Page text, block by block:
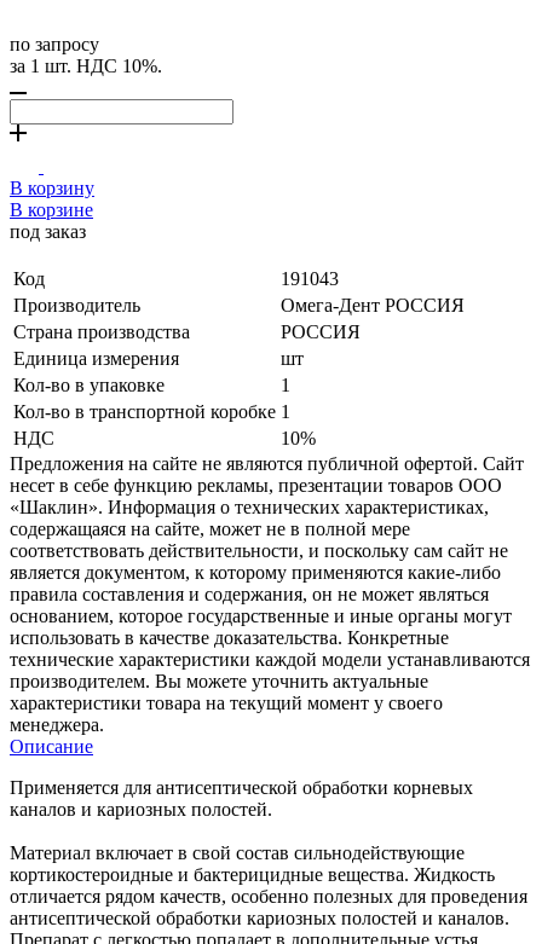
по запросу
за 1 шт. НДС 10%.
В корзину
В корзине
под заказ
Код
191043
Производитель
Омега-Дент РОССИЯ
Страна производства
РОССИЯ
Единица измерения
шт
Кол-во в упаковке
1
Кол-во в транспортной коробке 1
НДС
10%
Предложения на сайте не являются публичной офертой. Сайт
несет в себе функцию рекламы, презентации товаров ООО
«Шаклин». Информация о технических характеристиках,
содержащаяся на сайте, может не в полной мере
соответствовать действительности, и поскольку сам сайт не
является документом, к которому применяются какие-либо
правила составления и содержания, он не может являться
основанием, которое государственные и иные органы могут
использовать в качестве доказательства. Конкретные
технические характеристики каждой модели устанавливаются
производителем. Вы можете уточнить актуальные
характеристики товара на текущий момент у своего
менеджера.
Описание
Применяется для антисептической обработки корневых
каналов и кариозных полостей.
Материал включает в свой состав сильнодействующие
кортикостероидные и бактерицидные вещества. Жидкость
отличается рядом качеств, особенно полезных для проведения
антисептической обработки кариозных полостей и каналов.
Препарат с легкостью попадает в дополнительные устья,